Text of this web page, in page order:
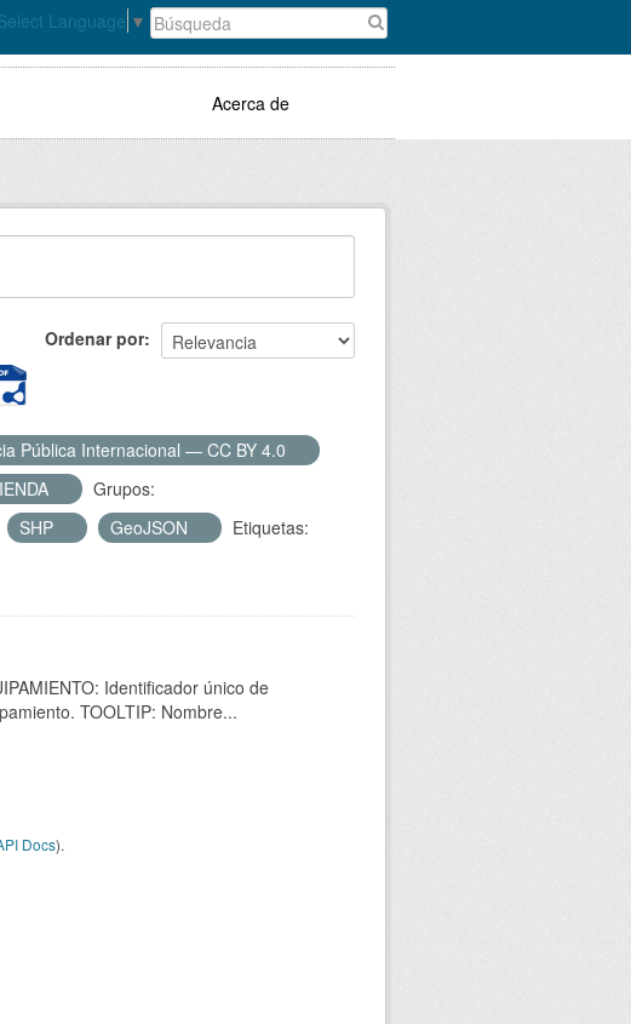
Language ▼
Acerca de
Ordenar por
Pública Internacional — CC BY 4.0
Grupos:
SHP GeoJSON
Etiquetas:
Identificador único de
TOOLTIP: Nombre...
Docs).